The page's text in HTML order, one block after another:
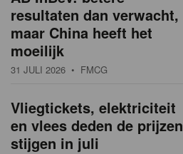
resultaten dan verwacht,
maar China heeft het
moeilijk
31 JULI 2026 • FMCG
Vliegtickets, elektriciteit
en vlees deden de prijzen
stijgen in juli